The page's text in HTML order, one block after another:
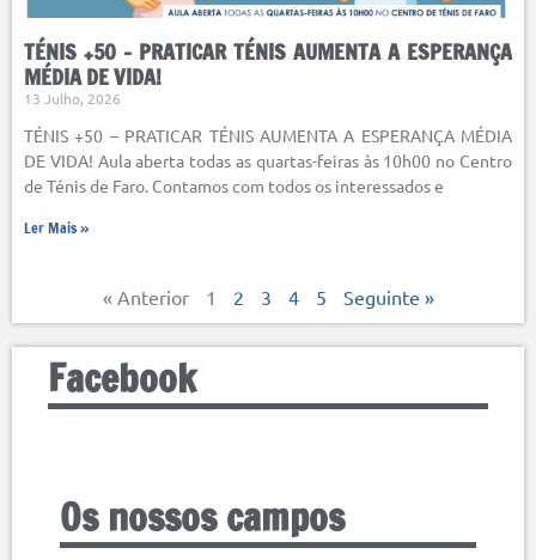
TÉNIS +50 – PRATICAR TÉNIS AUMENTA A ESPERANÇA
MÉDIA DE VIDA!
13 Julho, 2026
TÉNIS +50 – PRATICAR TÉNIS AUMENTA A ESPERANÇA MÉDIA
DE VIDA! Aula aberta todas as quartas-feiras às 10h00 no Centro
de Ténis de Faro. Contamos com todos os interessados e
Ler Mais »
« Anterior 1 2 3 4 5 Seguinte »
Facebook
Os nossos campos